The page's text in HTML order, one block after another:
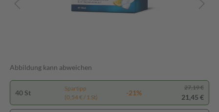
Abbildung kann abweichen
40 St
Spartipp
(0,54 € / 1 St)
-21%
27,19 €
21,45 €